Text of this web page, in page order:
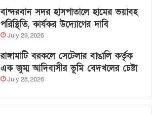
বান্দরবান সদর হাসপাতালে হামের ভয়াবহ
পরিস্থিতি, কার্যকর উদ্যোগের দাবি
July 29, 2026
রাঙ্গামাটি বরকলে সেটেলার বাঙালি কর্তৃক
এক জুম্ম আদিবাসীর ভূমি বেদখলের চেষ্টা
July 28, 2026